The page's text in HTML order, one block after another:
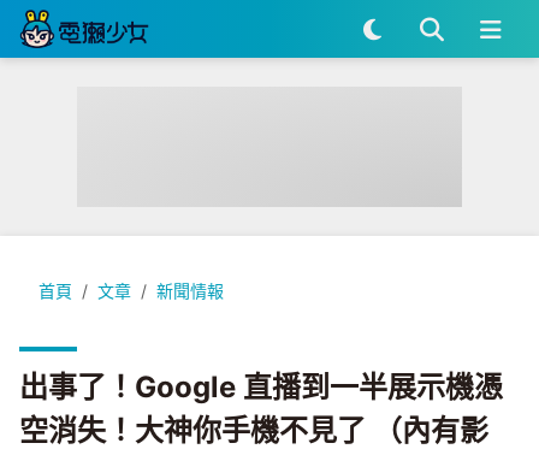
首頁 文章 新聞情報
出事了！Google 直播到一半展示機憑空消失！大神你手機不見
出事了！Google 直播到一半展示機憑
空消失！大神你手機不見了 （內有影